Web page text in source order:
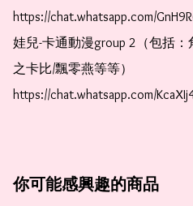
https://chat.whatsapp.com/
娃兒-卡通動漫group 2（包括：
之卡比/飄零燕等等）
https://chat.whatsapp.com/
你可能感興趣的商品